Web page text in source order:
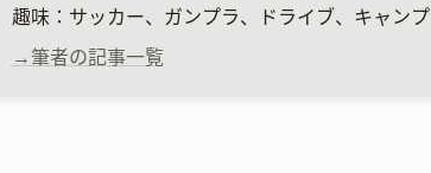
趣味：サッカー、ガンプラ、ドライブ、キャンプ
→筆者の記事一覧